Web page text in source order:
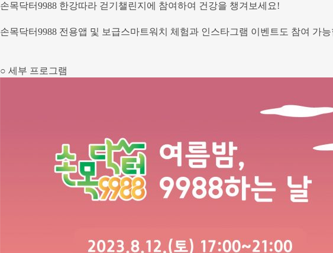
손목닥터9988 한강따라 걷기챌린지에 참여하여 건강을 챙겨보세요!
손목닥터9988 전용앱 및 보급스마트워치 체험과 인스타그램 이벤트도 참여 가
○ 세부 프로그램